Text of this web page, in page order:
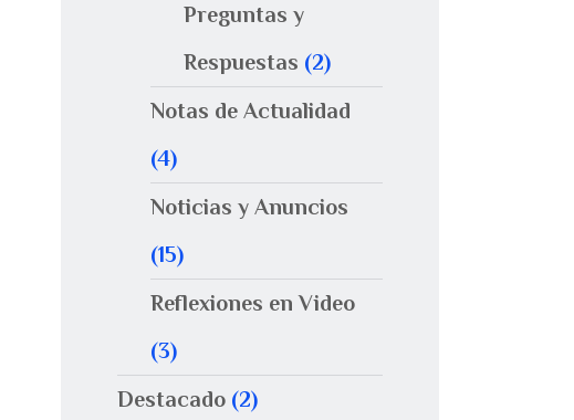
Preguntas y
Respuestas (2)
Notas de Actualidad
(4)
Noticias y Anuncios
(15)
Reflexiones en Video
(3)
Destacado (2)